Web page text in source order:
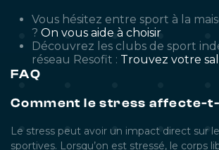
Vous hésitez entre sport à la
? On vous aide à choisir
Découvrez les clubs de sport
réseau Resofit : Trouvez votre
FAQ
Comment le stress affecte-
Le stress peut avoir un impact direct sur
sportives. Lorsqu’on est stressé, le corps